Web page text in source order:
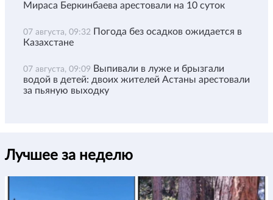
Мираса Беркинбаева арестовали на 10 суток
07 августа, 09:32 Погода без осадков ожидается в
Казахстане
07 августа, 09:09 Выпивали в луже и брызгали
водой в детей: двоих жителей Астаны арестовали
за пьяную выходку
Лучшее за неделю